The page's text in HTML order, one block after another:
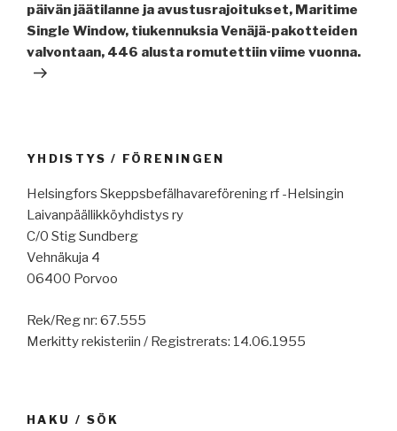
päivän jäätilanne ja avustusrajoitukset, Maritime
Single Window, tiukennuksia Venäjä-pakotteiden
valvontaan, 446 alusta romutettiin viime vuonna.
YHDISTYS / FÖRENINGEN
Helsingfors Skeppsbefälhavareförening rf -Helsingin
Laivanpäällikköyhdistys ry
C/0 Stig Sundberg
Vehnäkuja 4
06400 Porvoo
Rek/Reg nr: 67.555
Merkitty rekisteriin / Registrerats: 14.06.1955
HAKU / SÖK